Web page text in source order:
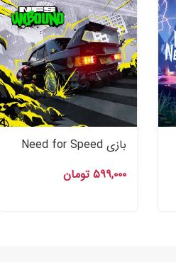
بازی Need for Speed
Ps۵
۵۹۹,۰۰۰ تومان